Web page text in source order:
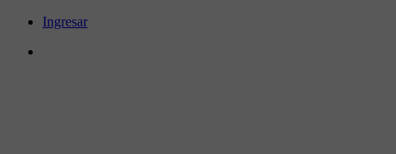
Ingresar